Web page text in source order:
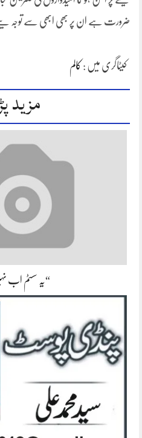
ضرورت ہے ان پر بھی ابھی سے توجہ
کیٹاگری میں : کالم
مزید
“یہ سسٹم اب